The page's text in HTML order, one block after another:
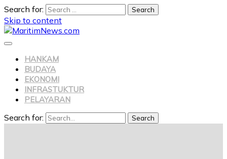
Search for:
Skip to content
HANKAM
BUDAYA
EKONOMI
INFRASTUKTUR
PELAYARAN
Search for: Search